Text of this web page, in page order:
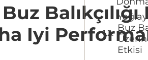
Balıkçılığı
Iyi
Buz
Etkisi